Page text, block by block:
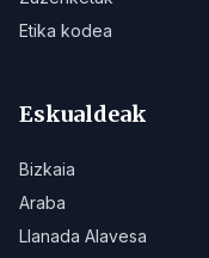
Etika kodea
Eskualdeak
Bizkaia
Araba
Llanada Alavesa